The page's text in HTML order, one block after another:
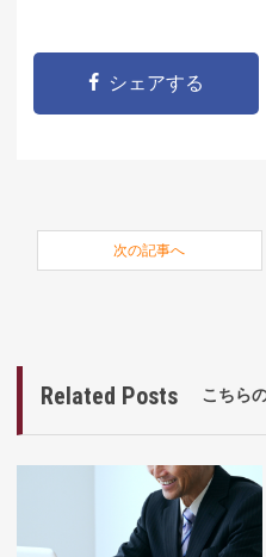
シェアする
次の記事へ
Related Posts こちら